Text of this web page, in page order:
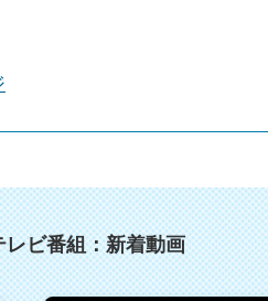
レビ番組：新着動画